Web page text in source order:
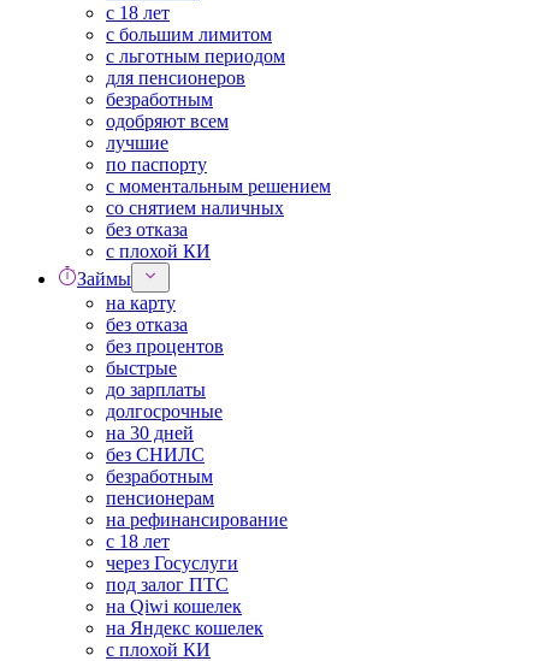
с 18 лет
с большим лимитом
с льготным периодом
для пенсионеров
безработным
одобряют всем
лучшие
по паспорту
с моментальным решением
со снятием наличных
без отказа
с плохой КИ
Займы
на карту
без отказа
без процентов
быстрые
до зарплаты
долгосрочные
на 30 дней
без СНИЛС
безработным
пенсионерам
на рефинансирование
с 18 лет
через Госуслуги
под залог ПТС
на Qiwi кошелек
на Яндекс кошелек
с плохой КИ